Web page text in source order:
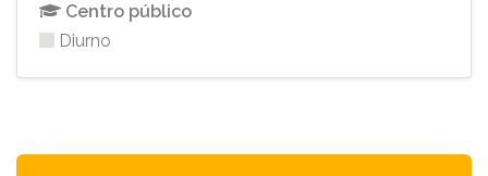
Centro público
Diurno